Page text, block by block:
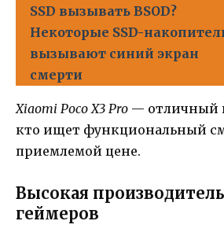
SSD вызывать BSOD?
Некоторые SSD-
вызывают синий экран
смерти
Xiaomi Poco X3 Pro — отличный
кто ищет функциональный
приемлемой цене.
Высокая
геймеров